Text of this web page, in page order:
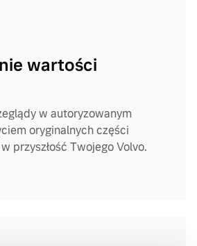
wartości
w autoryzowanym
oryginalnych części
przyszłość Twojego Volvo.